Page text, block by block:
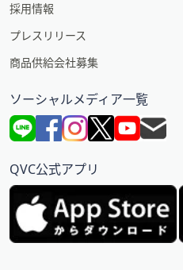
採用情報
プレスリリース
商品供給会社募集
ソーシャルメディア一覧
QVC公式アプリ